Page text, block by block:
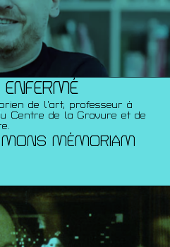
de l’art, professeur à
Centre de la Gravure et de
MÉMORIAM